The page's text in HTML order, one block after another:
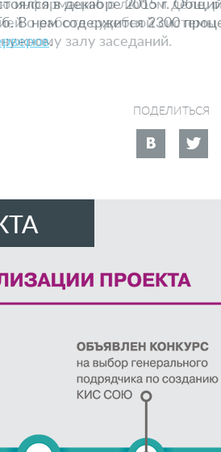
информацию о любом деле,
о работе судебной системы
залу заседаний.
ПОДЕЛИТЬСЯ